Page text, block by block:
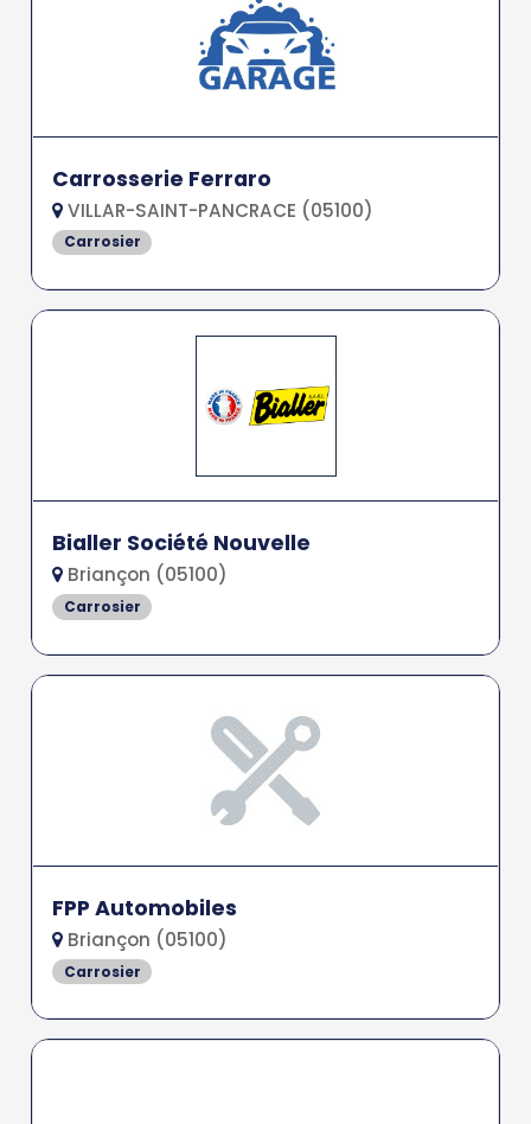
Carrosserie Ferraro
VILLAR-SAINT-PANCRACE (05100)
Carrosier
Bialler Société Nouvelle
Briançon (05100)
Carrosier
FPP Automobiles
Briançon (05100)
Carrosier